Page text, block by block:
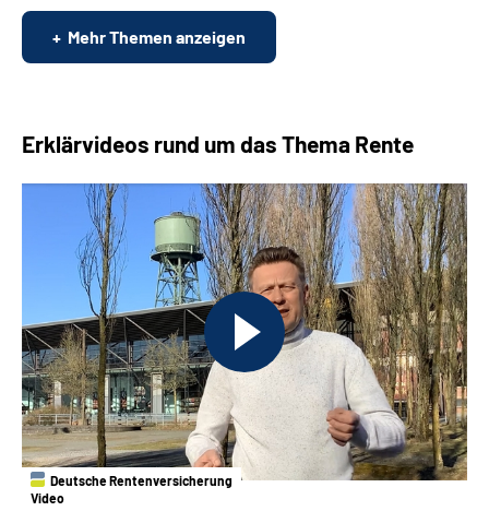
Mehr Themen anzeigen
Erklärvideos rund um das Thema Rente
Deutsche Rentenversicherung
Video